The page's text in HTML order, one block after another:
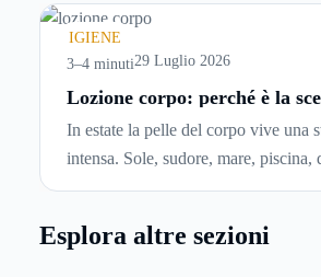
comincia a cercare un’altra
chiedersi se è possibile
locazioneprima che scada. In questa
capiremo come inviare la disdetta per
IGIENE
3–4 minuti29 Luglio 2026
Lozione corpo: perché è la
In estate la pelle del corpo vive una
intensa. Sole, sudore, mare, piscina,
frequenti e aria condizionata
meno confortevole. Eppure, proprio
Esplora altre sezioni